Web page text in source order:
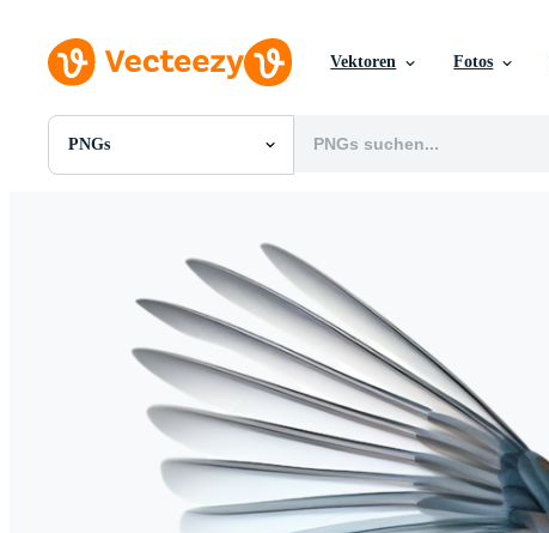
Vektoren Fotos
PNGs
Alle Bilder
Vorlagen
Vektoren
Videos
Motion Graphics
Redaktionelle Bilder
Redaktionelle Ereignisse